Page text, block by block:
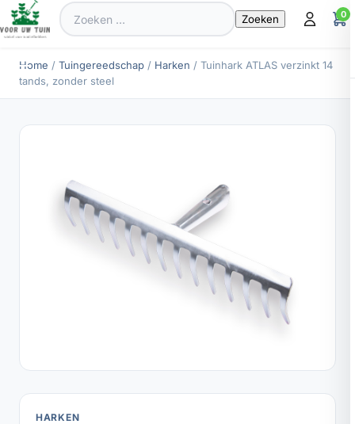
Zoeken
naar:
0
Home / Tuingereedschap / Harken / Tuinhark ATLAS verzinkt 14
tands, zonder steel
HARKEN